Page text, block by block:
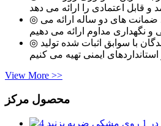
◎ ما برای محصولات خود ضمانت های دو ساله ارائه می
◎ ما مواد خود را از تامین کنندگان با سوابق اثبات شده تولید
View More >>
محصول مرکز